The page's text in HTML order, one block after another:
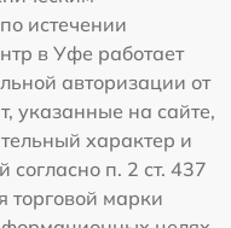
истечении
в Уфе работает
авторизации от
указанные на сайте,
характер и
согласно п. 2 ст. 437
торговой марки